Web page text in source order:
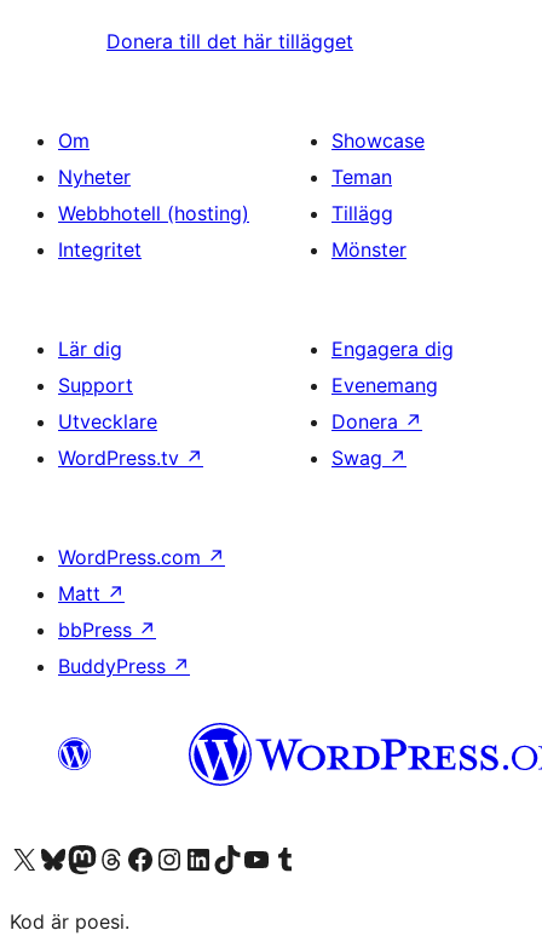
Donera till det här tillägget
Om
Nyheter
Webbhotell (hosting)
Integritet
Showcase
Teman
Tillägg
Mönster
Lär dig
Support
Utvecklare
WordPress.tv ↗
Engagera dig
Evenemang
Donera ↗
Swag ↗
WordPress.com ↗
Matt ↗
bbPress ↗
BuddyPress ↗
Besök vår X-konto (f.d. Twitter)
Besök vårt Bluesky-konto
Besök vårt Mastodon-konto
Besök vårt Thread-konto
Besök vår Facebook-sidaBesök vårt Instagram-konto
Besök vårt LinkedIn-konto
Besök vårt TikTok-konto
Besök vår YouTube-kanalBesök vårt Tumblr-konto
Kod är poesi.